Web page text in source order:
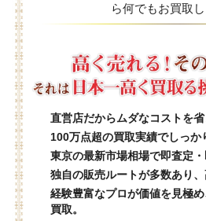
ら何でもお買取し
直営店だからムダなコストを省
100万点超の買取実績でしっか
東京の最新市場相場で即査定・
独自の販売ルートが多数あり、
経験豊富なプロが価値を見極
買取。